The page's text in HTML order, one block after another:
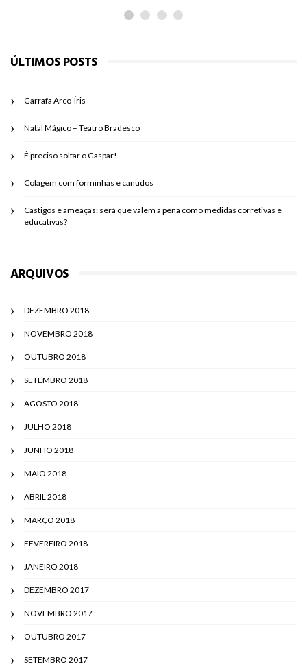
ÚLTIMOS POSTS
Garrafa Arco-Íris
Natal Mágico – Teatro Bradesco
É preciso soltar o Gaspar!
Colagem com forminhas e canudos
Castigos e ameaças: será que valem a pena como medidas corretivas e
educativas?
ARQUIVOS
DEZEMBRO 2018
NOVEMBRO 2018
OUTUBRO 2018
SETEMBRO 2018
AGOSTO 2018
JULHO 2018
JUNHO 2018
MAIO 2018
ABRIL 2018
MARÇO 2018
FEVEREIRO 2018
JANEIRO 2018
DEZEMBRO 2017
NOVEMBRO 2017
OUTUBRO 2017
SETEMBRO 2017